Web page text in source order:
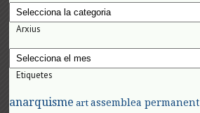
Categories
Arxius
Arxius
Etiquetes
anarquisme art assemblea permanent